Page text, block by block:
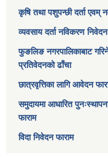
कृषि तथा पशुपन्छी दर्ता एवम्
व्यवसाय दर्ता नविकरण निवेदन
फुङलिङ नगरपालिकाबाट
प्रतिवेदनको ढाँचा
छात्रवृत्तिका लागि आवेदन
समुदायमा आधारित
फाराम
विदा निवेदन फाराम